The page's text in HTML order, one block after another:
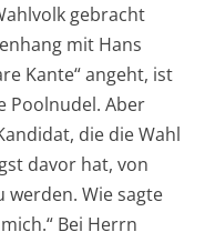
gebracht
mit Hans
Kante“ angeht, ist
Poolnudel. Aber
die die Wahl
davor hat, von
Wie sagte
Bei Herrn